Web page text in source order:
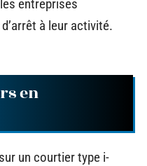
entreprises
à leur activité.
en
un courtier type i-